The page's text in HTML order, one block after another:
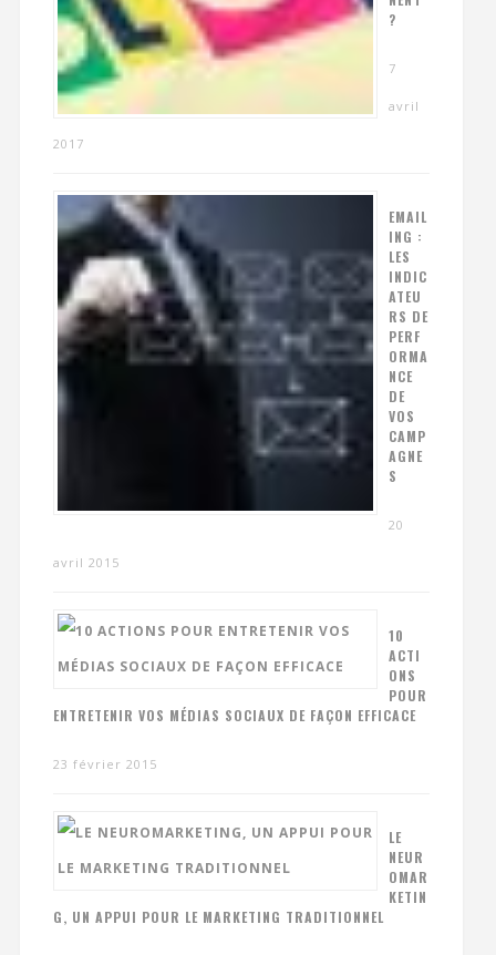
?
7
avril
2017
EMAIL
ING :
LES
INDIC
ATEU
RS DE
PERF
ORMA
NCE
DE
VOS
CAMP
AGNE
S
20
avril 2015
10
ACTI
ONS
POUR
ENTRETENIR VOS MÉDIAS SOCIAUX DE FAÇON EFFICACE
23 février 2015
LE
NEUR
OMAR
KETIN
G, UN APPUI POUR LE MARKETING TRADITIONNEL